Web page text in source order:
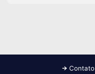
Contato